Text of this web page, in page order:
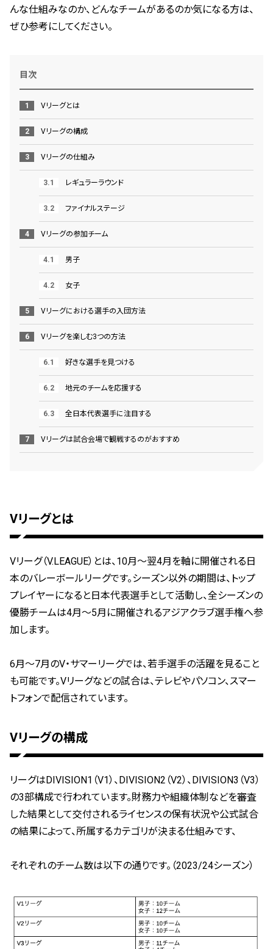
んな仕組みなのか、どんなチームがあるのか気になる方は、
ぜひ参考にしてください。
目次
Vリーグとは
Vリーグの構成
Vリーグの仕組み
レギュラーラウンド
ファイナルステージ
Vリーグの参加チーム
男子
女子
Vリーグにおける選手の入団方法
Vリーグを楽しむ3つの方法
好きな選手を見つける
地元のチームを応援する
全日本代表選手に注目する
Vリーグは試合会場で観戦するのがおすすめ
Vリーグとは
Vリーグ（V.LEAGUE）とは、10月〜翌4月を軸に開催される日
本のバレーボールリーグです。シーズン以外の期間は、トップ
プレイヤーになると日本代表選手として活動し、全シーズンの
優勝チームは4月〜5月に開催されるアジアクラブ選手権へ参
加します。
6月〜7月のV・サマーリーグでは、若手選手の活躍を見ること
も可能です。Vリーグなどの試合は、テレビやパソコン、スマー
トフォンで配信されています。
Vリーグの構成
リーグはDIVISION1（V1）、DIVISION2（V2）、DIVISION3（V3）
の3部構成で行われています。財務力や組織体制などを審査
した結果として交付されるライセンスの保有状況や公式試合
の結果によって、所属するカテゴリが決まる仕組みです、
それぞれのチーム数は以下の通りです。（2023/24シーズン）